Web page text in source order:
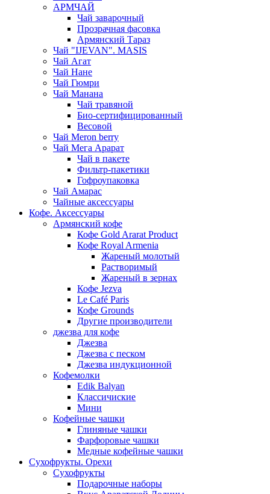
АРМЧАЙ
Чай заварочный
Прозрачная фасовка
Армянский Тараз
Чай "IJEVAN". MASIS
Чай Агат
Чай Нане
Чай Гюмри
Чай Манана
Чай травяной
Био-сертифицированный
Весовой
Чай Meron berry
Чай Мега Арарат
Чай в пакете
Фильтр-пакетики
Гофроупаковка
Чай Амарас
Чайные аксессуары
Кофе. Аксессуары
Армянский кофе
Кофе Gold Ararat Product
Кофе Royal Armenia
Жареный молотый
Растворимый
Жареный в зернах
Кофе Jezva
Le Café Paris
Кофе Grounds
Другие производители
джезва для кофе
Джезва
Джезва с песком
Джезва индукционной
Кофемолки
Edik Balyan
Классичиские
Мини
Кофейные чашки
Глиняные чашки
Фарфоровые чашки
Медные кофейные чашки
Сухофрукты. Орехи
Сухофрукты
Подарочные наборы